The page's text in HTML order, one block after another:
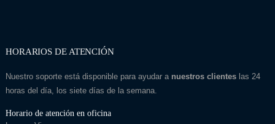
HORARIOS DE ATENCIÓN
Nuestro soporte está disponible para ayudar a nuestros clienteslas 24
horas del día, los siete días de la semana.
Horario de atención en oficina